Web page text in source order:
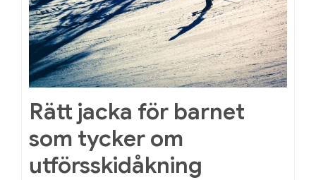
Rätt jacka för barnet
som tycker om
utförsskidåkning